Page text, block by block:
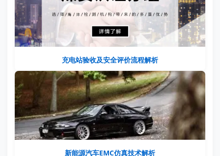
充电站验收及安全评价流程解析
新能源汽车EMC仿真技术解析